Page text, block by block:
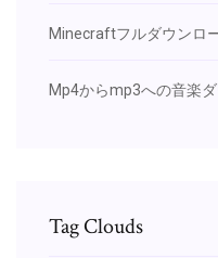
Minecraftフルダウンロ
Mp4からmp3への音楽
Tag Clouds